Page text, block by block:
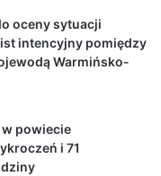
oceny sytuacji
intencyjny pomiędzy
Warmińsko-
powiecie
i 71